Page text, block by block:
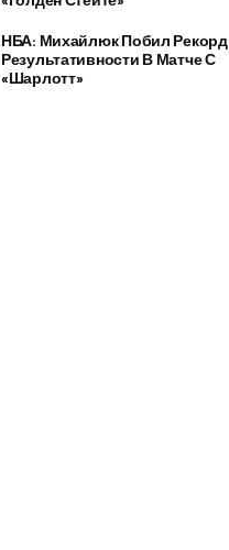
НБА: Михайлюк Побил Рекорд
Результативности В Матче С
«Шарлотт»